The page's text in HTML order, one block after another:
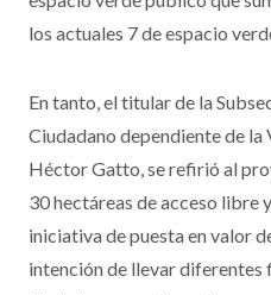
espacio verde público que
los actuales 7 de espacio
En tanto, el titular de la
Ciudadano dependiente de
Héctor Gatto, se refirió al
30 hectáreas de acceso libre
iniciativa de puesta en valor
intención de llevar diferentes